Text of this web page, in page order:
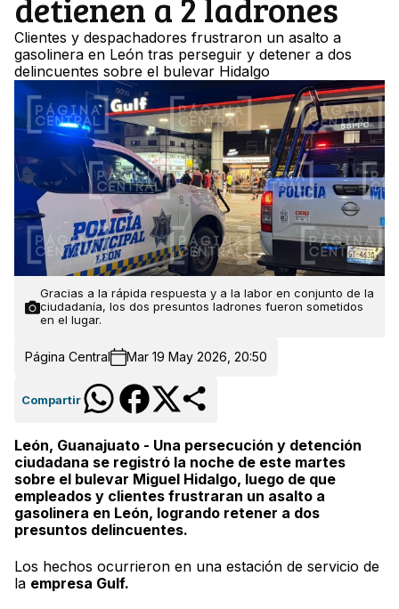
Clientes y despachadores frustraron un asalto a
gasolinera en León tras perseguir y detener a dos
delincuentes sobre el bulevar Hidalgo
Gracias a la rápida respuesta y a la labor en conjunto de la
ciudadanía, los dos presuntos ladrones fueron sometidos
en el lugar.
Página Central Mar 19 May 2026, 20:50
Compartir
León, Guanajuato - Una persecución y detención
ciudadana se registró la noche de este martes
sobre el bulevar Miguel Hidalgo, luego de que
empleados y clientes frustraran un asalto a
gasolinera en León, logrando retener a dos
presuntos delincuentes.
Los hechos ocurrieron en una estación de servicio de
la empresa Gulf.